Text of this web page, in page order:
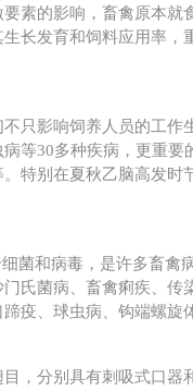
的影响，畜禽原本就
长发育和饲料应用率
影响饲养人员的工作
等30多种疾病，更重
特别在夏秋乙脑高发
和病毒，是许多畜禽
氏菌病、畜禽痢疾、
疫、球虫病、钩端螺
分别具有刺吸式口器